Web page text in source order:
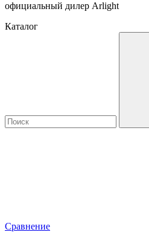
официальный дилер Arlight
Каталог
Сравнение